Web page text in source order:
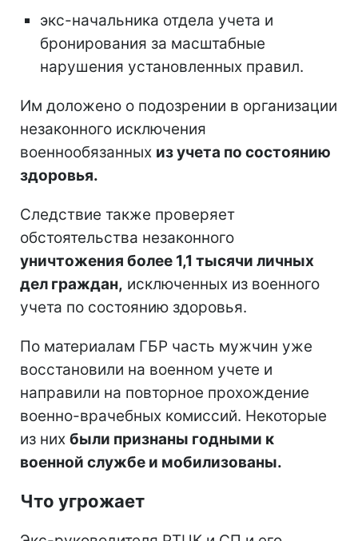
экс-начальника отдела учета и
бронирования за масштабные
нарушения установленных правил.
Им доложено о подозрении в организации
незаконного исключения
военнообязанных из учета по состоянию
здоровья.
Следствие также проверяет
обстоятельства незаконного
уничтожения более 1,1 тысячи личных
дел граждан, исключенных из военного
учета по состоянию здоровья.
По материалам ГБР часть мужчин уже
восстановили на военном учете и
направили на повторное прохождение
военно-врачебных комиссий. Некоторые
из них были признаны годными к
военной службе и мобилизованы.
Что угрожает